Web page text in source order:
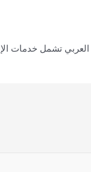
تشمل خدمات